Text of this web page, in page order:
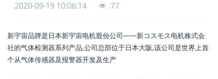
2020-09-19 10:06:14 77
新宇宙品牌是日本新宇宙电机股份公司——新コスモス电机株式会
社的气体检测器系列产品,公司总部位于日本大阪,该公司是世界上首
个从气体传感器及报警器开发及生产